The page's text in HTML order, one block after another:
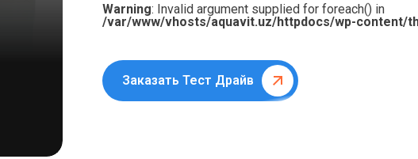
Warning: Invalid argument supplied for foreach() in
/var/www/vhosts/aquavit.uz/httpdocs/wp-content/
Заказать Тест Драйв